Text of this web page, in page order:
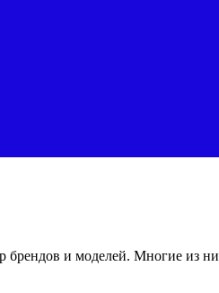
брендов и моделей. Многие из